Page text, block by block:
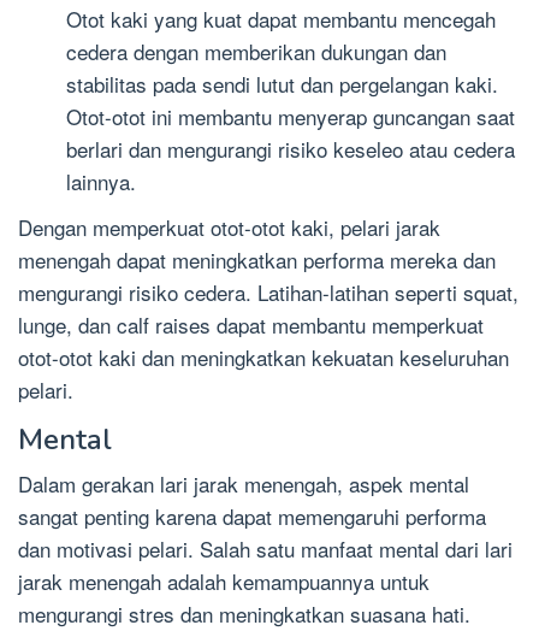
Otot kaki yang kuat dapat membantu mencegah
cedera dengan memberikan dukungan dan
stabilitas pada sendi lutut dan pergelangan kaki.
Otot-otot ini membantu menyerap guncangan saat
berlari dan mengurangi risiko keseleo atau cedera
lainnya.
Dengan memperkuat otot-otot kaki, pelari jarak
menengah dapat meningkatkan performa mereka dan
mengurangi risiko cedera. Latihan-latihan seperti squat,
lunge, dan calf raises dapat membantu memperkuat
otot-otot kaki dan meningkatkan kekuatan keseluruhan
pelari.
Mental
Dalam gerakan lari jarak menengah, aspek mental
sangat penting karena dapat memengaruhi performa
dan motivasi pelari. Salah satu manfaat mental dari lari
jarak menengah adalah kemampuannya untuk
mengurangi stres dan meningkatkan suasana hati.